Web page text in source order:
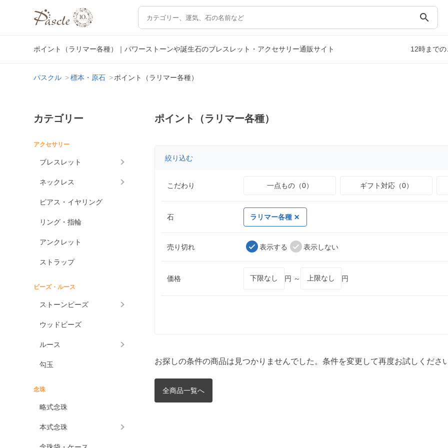
search
ポイント（ラリマー各種）｜パワーストーンや誕生石のブレスレット・アクセサリー通販サイト 12時まで
パスクル 標本・原石 ポイント（ラリマー各種）
カテゴリー
アクセサリー
ブレスレット
ネックレス
ピアス・イヤリング
リング・指輪
アンクレット
ストラップ
ビーズ・ルース
ストーンビーズ
ウッドビーズ
ルース
勾玉
念珠
略式念珠
本式念珠
ポイント（ラリマー各種）
絞り込む
こだわり 一点もの（0） ギフト対応（0）
石 ラリマー各種
売り切れ 表示する 表示しない
価格 円 ～ 円
お探しの条件の商品は見つかりませんでした。条件を変更して再度お試しください
全商品一覧へ